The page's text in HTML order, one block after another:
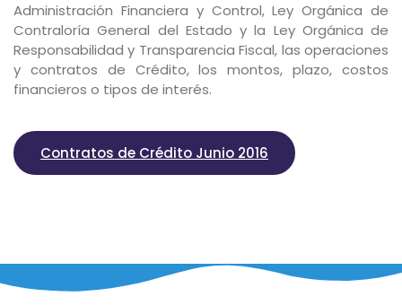
Administración Financiera y Control, Ley Orgánica de
Contraloría General del Estado y la Ley Orgánica de
Responsabilidad y Transparencia Fiscal, las operaciones
y contratos de Crédito, los montos, plazo, costos
financieros o tipos de interés.
Contratos de Crédito Junio 2016